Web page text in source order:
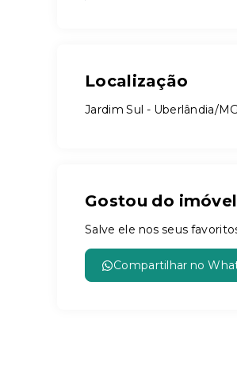
Localização
Jardim Sul - Uberlândia/MG
Gostou do
Salve ele nos seus
Compartilhar no